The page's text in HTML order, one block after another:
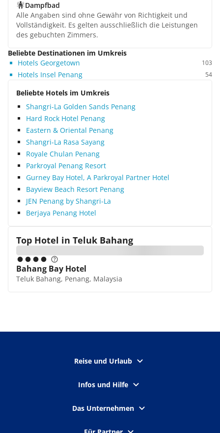
Dampfbad
Alle Angaben sind ohne Gewähr von Richtigkeit und
Vollständigkeit. Es gelten ausschließlich die Leistungen
des gebuchten Zimmers.
Beliebte Destinationen im Umkreis
Hotels Georgetown
103
Hotels Insel Penang 54
Beliebte Hotels im Umkreis
Shangri-La Golden Sands Penang
Hard Rock Hotel Penang
Eastern & Oriental Penang
Shangri-La Rasa Sayang
Royale Chulan Penang
Parkroyal Penang Resort
Gurney Bay Hotel, A Parkroyal Partner Hotel
Bayview Beach Resort Penang
JEN Penang by Shangri-La
Berjaya Penang Hotel
Top Hotel in Teluk Bahang
Bahang Bay Hotel
Teluk Bahang, Penang, Malaysia
Reise und Urlaub
Infos und Hilfe
Das Unternehmen